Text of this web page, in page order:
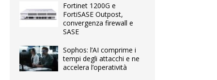
Fortinet 1200G e
FortiSASE Outpost,
convergenza firewall e
SASE
Sophos: l’AI comprime i
tempi degli attacchi e ne
accelera l’operatività